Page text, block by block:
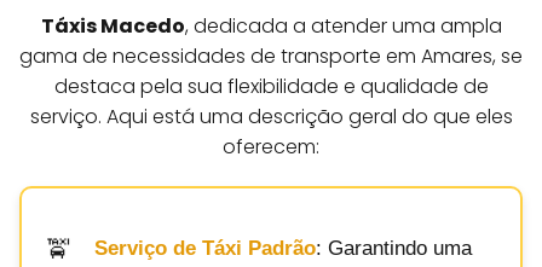
Táxis Macedo, dedicada a atender uma ampla
gama de necessidades de transporte em Amares, se
destaca pela sua flexibilidade e qualidade de
serviço. Aqui está uma descrição geral do que eles
oferecem:
Serviço de Táxi Padrão: Garantindo uma